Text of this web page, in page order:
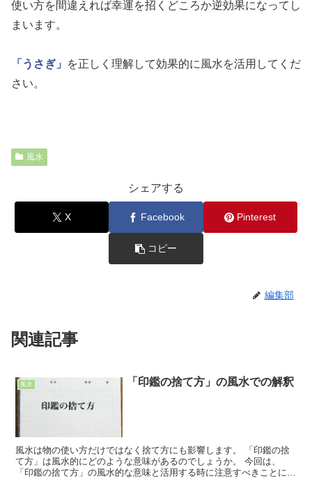
使い方を間違えれば幸運を招くどころか逆効果になってし
まいます。
「うさぎ」
を正しく理解して効果的に風水を活用してくだ
さい。
風水
シェアする
X Facebook Pinterest
コピー
編集部
関連記事
風水 「印鑑の捨て方」の風水での解釈
風水は物の使い方だけではなく捨て方にも影響します。 「印鑑の捨
て方」は風水的にどのような意味があるのでしょうか。 今回は、
「印鑑の捨て方」の風水的な意味と活用する時に注意すべきことにつ